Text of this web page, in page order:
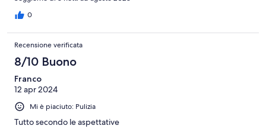
0
Recensione verificata
8/10 Buono
Franco
12 apr 2024
Mi è piaciuto: Pulizia
Tutto secondo le aspettative